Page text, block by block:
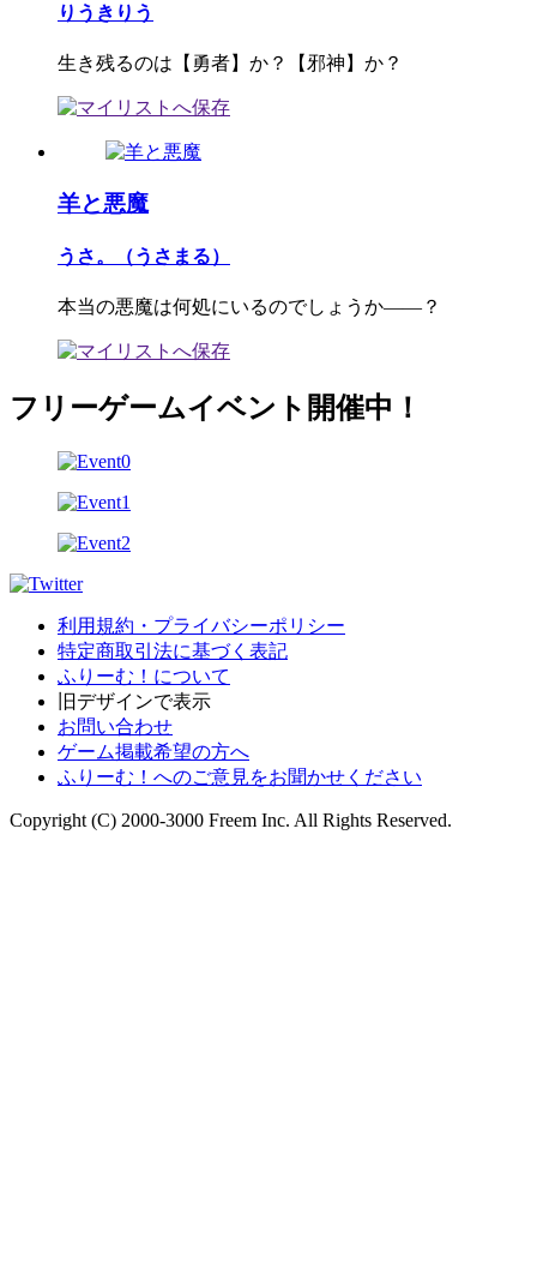
りうきりう
生き残るのは【勇者】か？【邪神】か？
羊と悪魔
うさ。（うさまる）
本当の悪魔は何処にいるのでしょうか――？
フリーゲームイベント開催中！
利用規約・プライバシーポリシー
特定商取引法に基づく表記
ふりーむ！について
旧デザインで表示
お問い合わせ
ゲーム掲載希望の方へ
ふりーむ！へのご意見をお聞かせください
Copyright (C) 2000-3000 Freem Inc. All Rights Reserved.